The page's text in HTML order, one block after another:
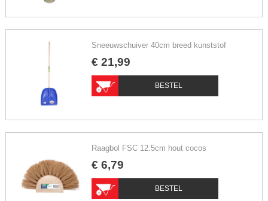
Sneeuwschuiver 40cm breed kunststof
€ 21,99
BESTEL
Raagbol FSC 12.5cm hout cocos
€ 6,79
BESTEL